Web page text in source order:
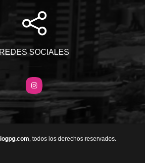
SOCIALES
Instagram
, todos los derechos reservados.